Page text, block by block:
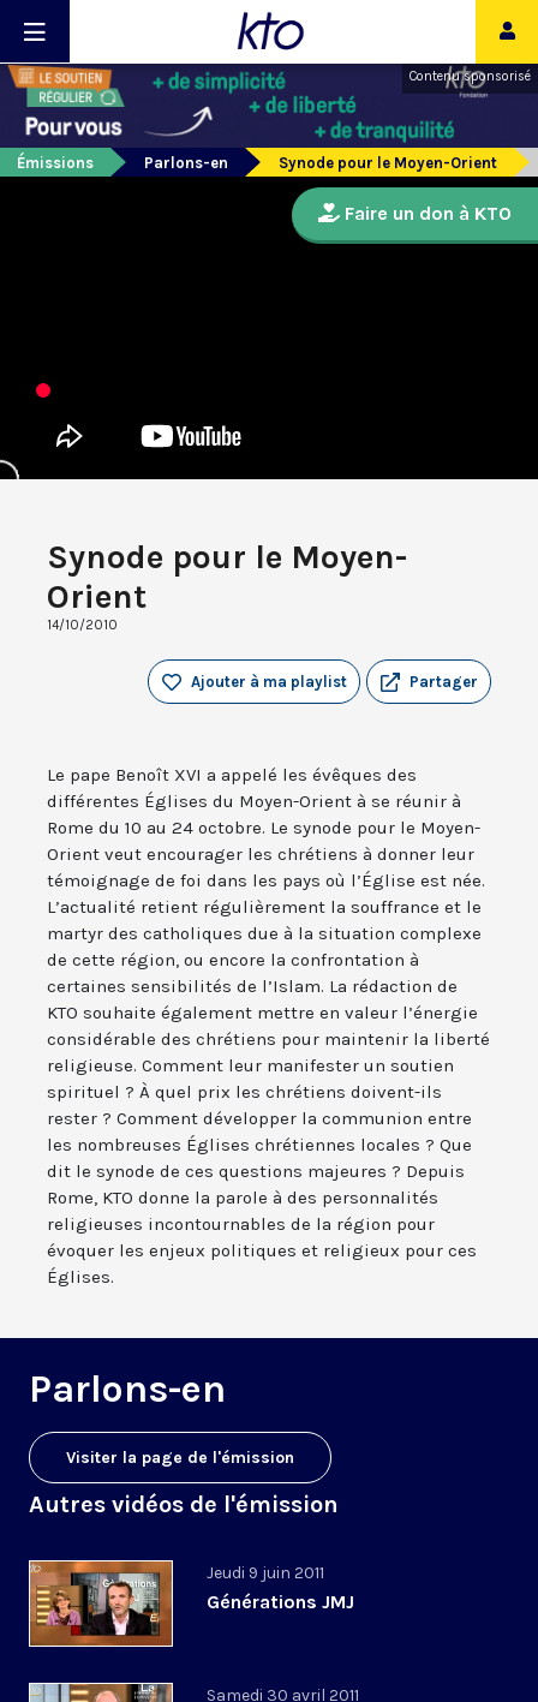
Contenu sponsorisé
Émissions Parlons-en Synode pour le Moyen-Orient
Synode pour le Moyen-
Orient
14/10/2010
Partager
Ajouter à ma playlist
Le pape Benoît XVI a appelé les évêques des
différentes Églises du Moyen-Orient à se réunir à
Rome du 10 au 24 octobre. Le synode pour le Moyen-
Orient veut encourager les chrétiens à donner leur
témoignage de foi dans les pays où l’Église est née.
L’actualité retient régulièrement la souffrance et le
martyr des catholiques due à la situation complexe
de cette région, ou encore la confrontation à
certaines sensibilités de l’Islam. La rédaction de
KTO souhaite également mettre en valeur l’énergie
considérable des chrétiens pour maintenir la liberté
religieuse. Comment leur manifester un soutien
spirituel ? À quel prix les chrétiens doivent-ils
rester ? Comment développer la communion entre
les nombreuses Églises chrétiennes locales ? Que
dit le synode de ces questions majeures ? Depuis
Rome, KTO donne la parole à des personnalités
religieuses incontournables de la région pour
évoquer les enjeux politiques et religieux pour ces
Églises.
Parlons-en
Visiter la page de l'émission
Autres vidéos de l'émission
Jeudi 9 juin 2011
Générations JMJ
Samedi 30 avril 2011
Faire un don à KTO